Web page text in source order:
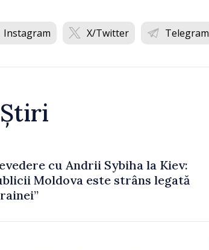
Instagram X/Twitter Telegram
cu Andrii Sybiha la Kiev:
Moldova este strâns legată